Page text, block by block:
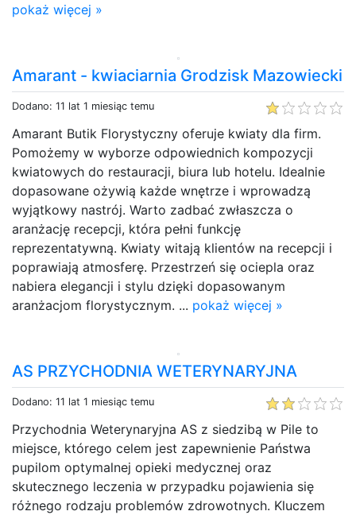
pokaż więcej »
Amarant - kwiaciarnia Grodzisk Mazowiecki
Dodano: 11 lat 1 miesiąc temu
Amarant Butik Florystyczny oferuje kwiaty dla firm.
Pomożemy w wyborze odpowiednich kompozycji
kwiatowych do restauracji, biura lub hotelu. Idealnie
dopasowane ożywią każde wnętrze i wprowadzą
wyjątkowy nastrój. Warto zadbać zwłaszcza o
aranżację recepcji, która pełni funkcję
reprezentatywną. Kwiaty witają klientów na recepcji i
poprawiają atmosferę. Przestrzeń się ociepla oraz
nabiera elegancji i stylu dzięki dopasowanym
aranżacjom florystycznym. ... pokaż więcej »
AS PRZYCHODNIA WETERYNARYJNA
Dodano: 11 lat 1 miesiąc temu
Przychodnia Weterynaryjna AS z siedzibą w Pile to
miejsce, którego celem jest zapewnienie Państwa
pupilom optymalnej opieki medycznej oraz
skutecznego leczenia w przypadku pojawienia się
różnego rodzaju problemów zdrowotnych. Kluczem